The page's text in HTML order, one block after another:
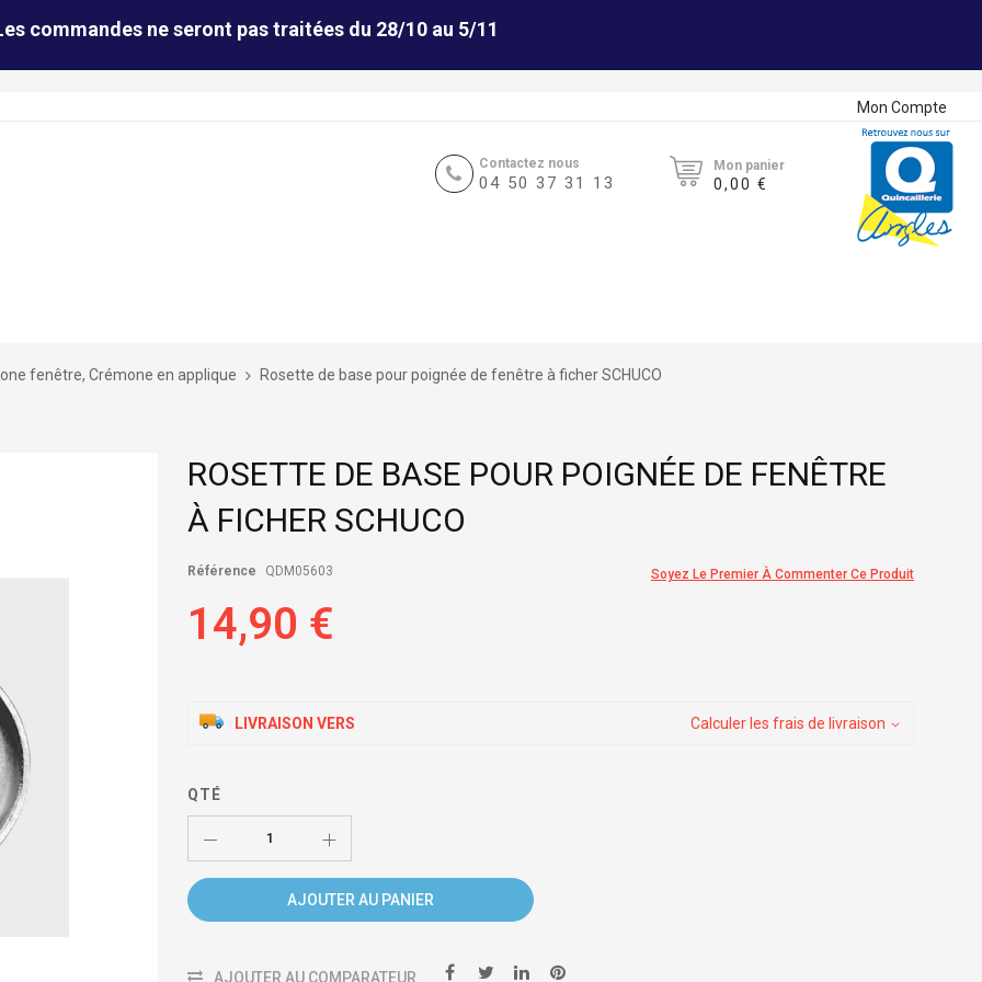
commandes ne seront pas traitées du 28/10 au 5/11
Mon Compte
Contactez nous
04 50 37 31 13
Mon panier
0,00 €
fenêtre, Crémone en applique Rosette de base pour poignée de fenêtre à ficher SCHUCO
ROSETTE DE BASE POUR POIGNÉE DE FENÊTRE
À FICHER SCHUCO
Soyez Le Premier À Commenter Ce Produit
Référence QDM05603
14,90 €
LIVRAISON VERS Calculer les frais de livraison
QTÉ
AJOUTER AU PANIER
AJOUTER AU COMPARATEUR